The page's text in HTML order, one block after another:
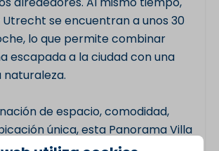
se encuentran a unos 30
lo que permite combinar
escapada a la ciudad con una
de espacio, comodidad,
única, esta Panorama Villa